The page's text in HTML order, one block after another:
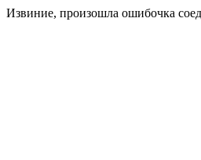
Извиние, произошла ошибочка